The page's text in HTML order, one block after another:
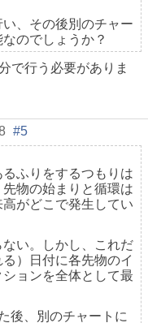
、その後別のチャー
のでしょうか？
で行う必要がありま
#5
ふりをするつもりは
物の始まりと循環は
がどこで発生してい
い。しかし、これだ
）日付に各先物のイ
ョンを全体として最
後、別のチャートに